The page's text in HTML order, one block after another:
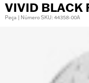
VIVID BLACK
Peça | Número SKU: 44358-00A